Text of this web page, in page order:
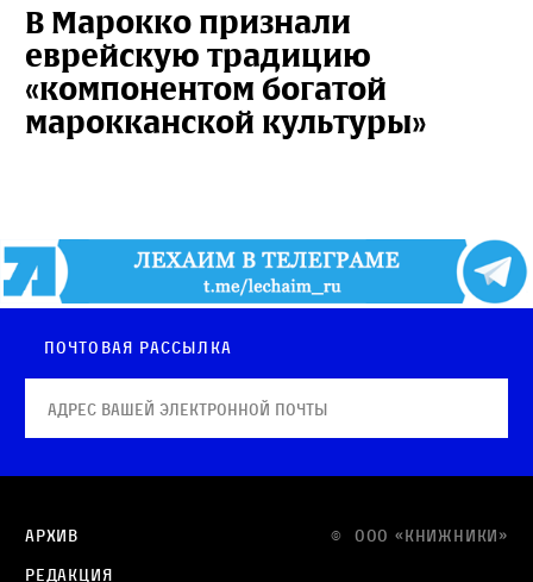
В Марокко признали
еврейскую традицию
«компонентом богатой
марокканской культуры»
Почтовая рассылка
© OOO «КНИЖНИКИ»
Архив
Редакция